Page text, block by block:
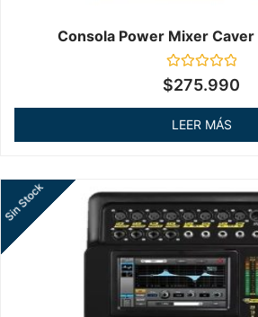
Consola Power Mixer
Valorado
en
$275.990
LEER MÁS
Sin Stock